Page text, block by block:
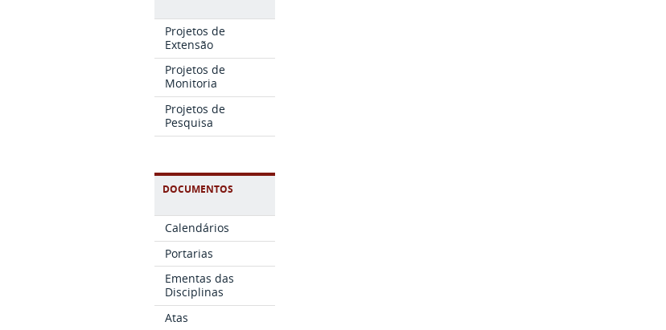
Projetos de
Extensão
Projetos de
Monitoria
Projetos de
Pesquisa
DOCUMENTOS
Calendários
Portarias
Ementas das
Disciplinas
Atas